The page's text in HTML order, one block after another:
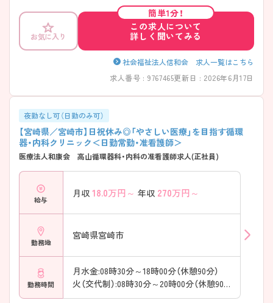
お祝い金制度あり！賞与も年3回あります ご興味のある方は、マイナビ看
護師までお気軽にお問い合わせください★詳細な情報をお伝えさせて頂
きます！
お気に入り
簡単1分！
この求人について
詳しく聞いてみる
社会福祉法人信和会 求人一覧はこちら
求人番号 : 9767465更新日 : 2026年6月17日
夜勤なし可（日勤のみ可）
【宮崎県／宮崎市】日祝休み◎「やさしい医療」を目指す循環
器・内科クリニック＜日勤常勤・准看護師＞
医療法人和康会 高山循環器科・内科の准看護師求人(正社員)
給与
月収 18.0万円～ 年収 270万円～
勤務地
宮崎県宮崎市
勤務時間
月水金:08時30分～18時00分（休憩90分）
火（交代制）:08時30分～20時00分（休憩90分）